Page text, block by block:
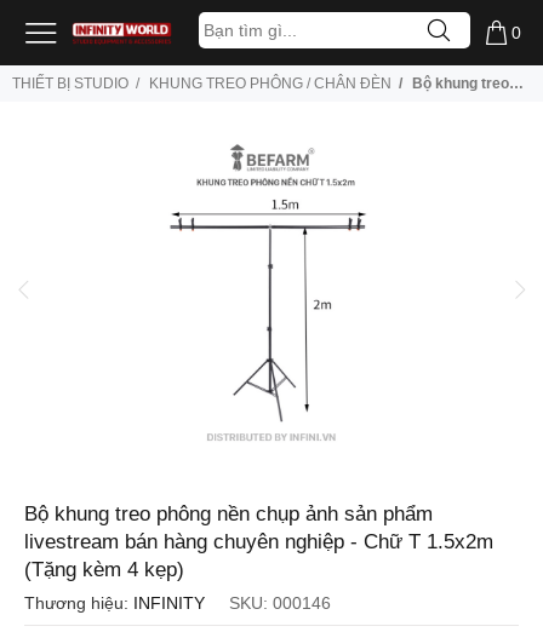
0
THIẾT BỊ STUDIO KHUNG TREO PHÔNG / CHÂN ĐÈN Bộ khung treo phông nền chụp ảnh sản phẩm livestream bán hàng chuyên nghiệp - Chữ T 1.5x2m (Tặng kèm 4 kẹp)
Bộ khung treo phông nền chụp ảnh sản phẩm
livestream bán hàng chuyên nghiệp - Chữ T 1.5x2m
(Tặng kèm 4 kẹp)
Thương hiệu: INFINITY SKU: 000146